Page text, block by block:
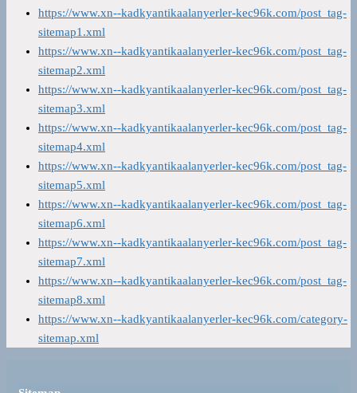
https://www.xn--kadkyantikaalanyerler-kec96k.com/post_tag-
sitemap1.xml
https://www.xn--kadkyantikaalanyerler-kec96k.com/post_tag-
sitemap2.xml
https://www.xn--kadkyantikaalanyerler-kec96k.com/post_tag-
sitemap3.xml
https://www.xn--kadkyantikaalanyerler-kec96k.com/post_tag-
sitemap4.xml
https://www.xn--kadkyantikaalanyerler-kec96k.com/post_tag-
sitemap5.xml
https://www.xn--kadkyantikaalanyerler-kec96k.com/post_tag-
sitemap6.xml
https://www.xn--kadkyantikaalanyerler-kec96k.com/post_tag-
sitemap7.xml
https://www.xn--kadkyantikaalanyerler-kec96k.com/post_tag-
sitemap8.xml
https://www.xn--kadkyantikaalanyerler-kec96k.com/category-
sitemap.xml